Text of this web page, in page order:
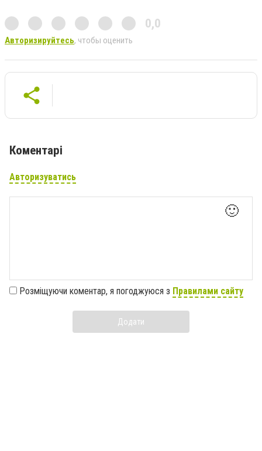
0,0
Авторизируйтесь, чтобы оценить
Коментарі
Авторизуватись
🙂
Розміщуючи коментар, я погоджуюся з Правилами сайту
Додати